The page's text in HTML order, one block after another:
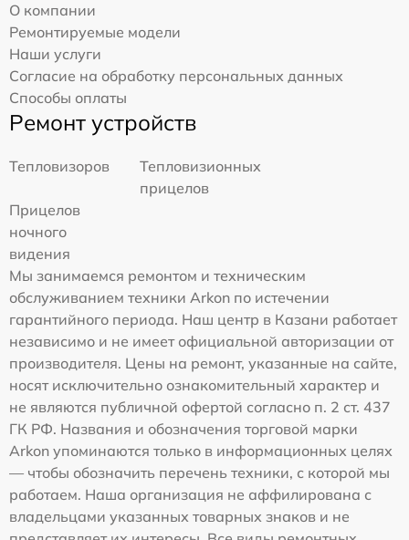
О компании
Ремонтируемые модели
Наши услуги
Согласие на обработку персональных данных
Способы оплаты
Ремонт устройств
Тепловизоров
Тепловизионных
прицелов
Прицелов
ночного
видения
Мы занимаемся ремонтом и техническим
обслуживанием техники Arkon по истечении
гарантийного периода. Наш центр в Казани работает
независимо и не имеет официальной авторизации от
производителя. Цены на ремонт, указанные на сайте,
носят исключительно ознакомительный характер и
не являются публичной офертой согласно п. 2 ст. 437
ГК РФ. Названия и обозначения торговой марки
Arkon упоминаются только в информационных целях
— чтобы обозначить перечень техники, с которой мы
работаем. Наша организация не аффилирована с
владельцами указанных товарных знаков и не